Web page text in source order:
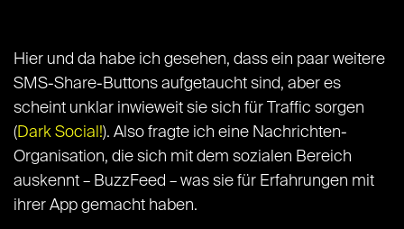
Hier und da habe ich gesehen, dass ein paar weitere
SMS-Share-Buttons aufgetaucht sind, aber es
scheint unklar inwieweit sie sich für Traffic sorgen
(Dark Social!). Also fragte ich eine Nachrichten-
Organisation, die sich mit dem sozialen Bereich
auskennt – BuzzFeed – was sie für Erfahrungen mit
ihrer App gemacht haben.